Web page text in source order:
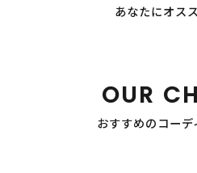
あなたにオス
OUR
おすすめのコー